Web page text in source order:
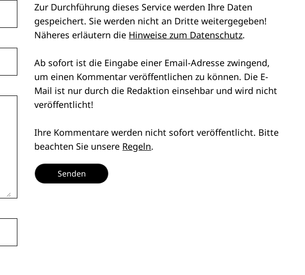
Zur Durchführung dieses Service werden Ihre Daten
gespeichert. Sie werden nicht an Dritte weitergegeben!
Näheres erläutern die Hinweise zum Datenschutz.
Ab sofort ist die Eingabe einer Email-Adresse zwingend,
um einen Kommentar veröffentlichen zu können. Die E-
Mail ist nur durch die Redaktion einsehbar und wird nicht
veröffentlicht!
Ihre Kommentare werden nicht sofort veröffentlicht. Bitte
beachten Sie unsere Regeln.
Senden